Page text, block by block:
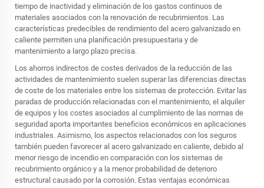
tiempo de inactividad y eliminación de los gastos continuos de
materiales asociados con la renovación de recubrimientos. Las
características predecibles de rendimiento del acero galvanizado en
caliente permiten una planificación presupuestaria y de
mantenimiento a largo plazo precisa.
Los ahorros indirectos de costes derivados de la reducción de las
actividades de mantenimiento suelen superar las diferencias directas
de coste de los materiales entre los sistemas de protección. Evitar las
paradas de producción relacionadas con el mantenimiento, el alquiler
de equipos y los costes asociados al cumplimiento de las normas de
seguridad aporta importantes beneficios económicos en aplicaciones
industriales. Asimismo, los aspectos relacionados con los seguros
también pueden favorecer al acero galvanizado en caliente, debido al
menor riesgo de incendio en comparación con los sistemas de
recubrimiento orgánico y a la menor probabilidad de deterioro
estructural causado por la corrosión. Estas ventajas económicas